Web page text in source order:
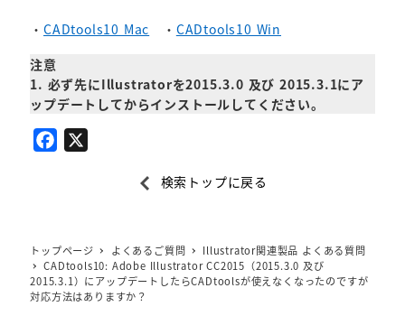
・ CADtools10 Mac ・ CADtools10 Win
注意
1. 必ず先にIllustratorを2015.3.0 及び 2015.3.1にア
ップデートしてからインストールしてください。
o
o
k
検索トップに戻る
トップページ よくあるご質問
Illustrator関連製品 よくある質問
CADtools10: Adobe Illustrator CC2015（2015.3.0 及び
2015.3.1）にアップデートしたらCADtoolsが使えなくなったのですが
対応方法はありますか？